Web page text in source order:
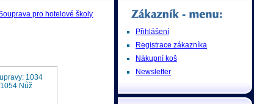
pro hotelové školy
1034
Nůž
Přihlášení
Registrace zákazníka
Nákupní koš
Newsletter